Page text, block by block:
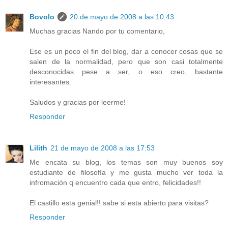
Bovolo
20 de mayo de 2008 a las 10:43
Muchas gracias Nando por tu comentario,
Ese es un poco el fin del blog, dar a conocer cosas que se
salen de la normalidad, pero que son casi totalmente
desconocidas pese a ser, o eso creo, bastante
interesantes.
Saludos y gracias por leerme!
Responder
Lilith 21 de mayo de 2008 a las 17:53
Me encata su blog, los temas son muy buenos soy
estudiante de filosofía y me gusta mucho ver toda la
infromación q encuentro cada que entro, felicidades!!
El castillo esta genial!! sabe si esta abierto para visitas?
Responder